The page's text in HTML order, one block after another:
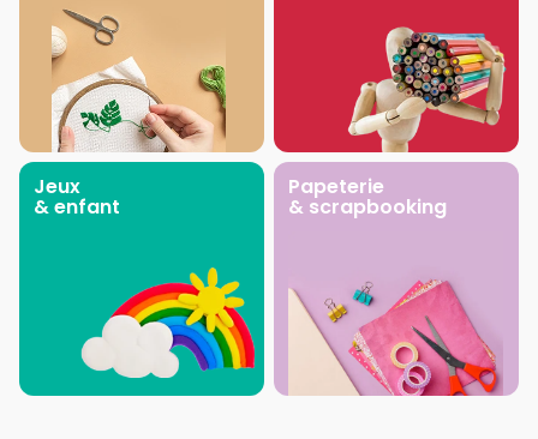
Jeux
& enfant
Papeterie
& scrapbooking